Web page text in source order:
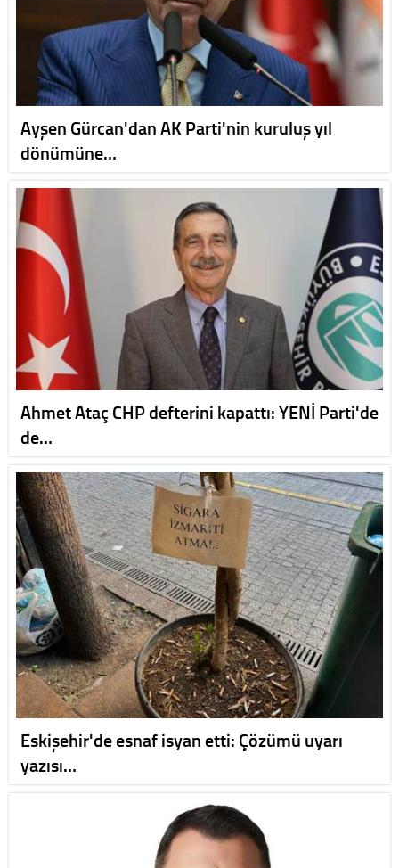
Ayşen Gürcan'dan AK Parti'nin kuruluş yıl
dönümüne…
Ahmet Ataç CHP defterini kapattı: YENİ Parti'de
de…
Eskişehir'de esnaf isyan etti: Çözümü uyarı
yazısı…